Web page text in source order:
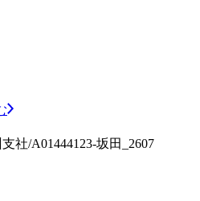
社/A01444123-坂田_2607